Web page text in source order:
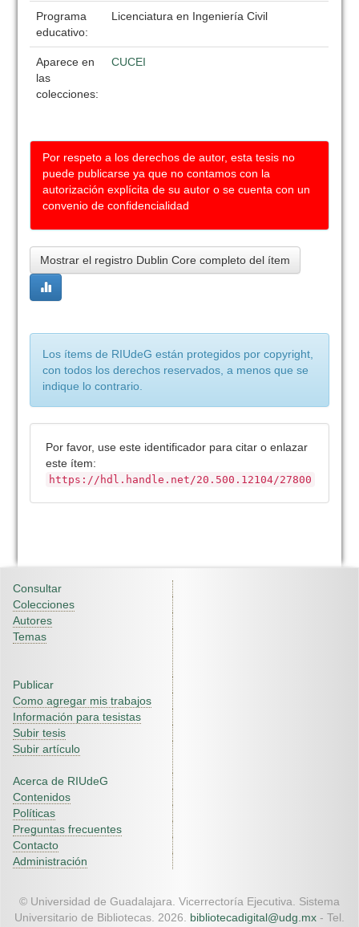
Programa
educativo:
Licenciatura en Ingeniería Civil
Aparece en
las
colecciones:
CUCEI
Por respeto a los derechos de autor, esta tesis no
puede publicarse ya que no contamos con la
autorización explícita de su autor o se cuenta con un
convenio de confidencialidad
Mostrar el registro Dublin Core completo del ítem
Los ítems de RIUdeG están protegidos por copyright,
con todos los derechos reservados, a menos que se
indique lo contrario.
Por favor, use este identificador para citar o enlazar
este ítem:
https://hdl.handle.net/20.500.12104/27800
Consultar
Colecciones
Autores
Temas
Publicar
Como agregar mis trabajos
Información para tesistas
Subir tesis
Subir artículo
Acerca de RIUdeG
Contenidos
Políticas
Preguntas frecuentes
Contacto
Administración
© Universidad de Guadalajara. Vicerrectoría Ejecutiva. Sistema
Universitario de Bibliotecas. 2026. bibliotecadigital@udg.mx - Tel.